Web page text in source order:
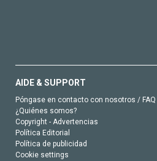
AIDE & SUPPORT
Póngase en contacto con nosotros / FAQ
¿Quiénes somos?
Copyright - Advertencias
Política Editorial
Política de publicidad
Cookie settings